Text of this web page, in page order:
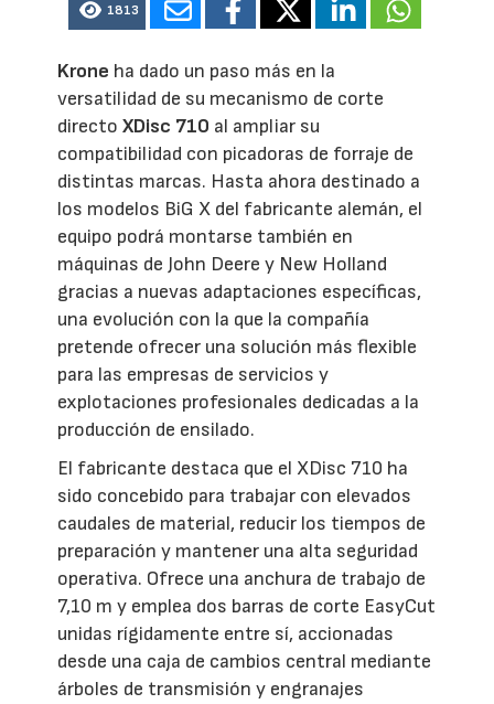
1813
Krone ha dado un paso más en la
versatilidad de su mecanismo de corte
directoXDisc 710 al ampliar su
compatibilidad con picadoras de forraje de
distintas marcas. Hasta ahora destinado a
los modelos BiG X del fabricante alemán, el
equipo podrá montarse también en
máquinas de John Deere y New Holland
gracias a nuevas adaptaciones específicas,
una evolución con la que la compañía
pretende ofrecer una solución más flexible
para las empresas de servicios y
explotaciones profesionales dedicadas a la
producción de ensilado.
El fabricante destaca que el XDisc 710 ha
sido concebido para trabajar con elevados
caudales de material, reducir los tiempos de
preparación y mantener una alta seguridad
operativa. Ofrece una anchura de trabajo de
7,10 m y emplea dos barras de corte EasyCut
unidas rígidamente entre sí, accionadas
desde una caja de cambios central mediante
árboles de transmisión y engranajes